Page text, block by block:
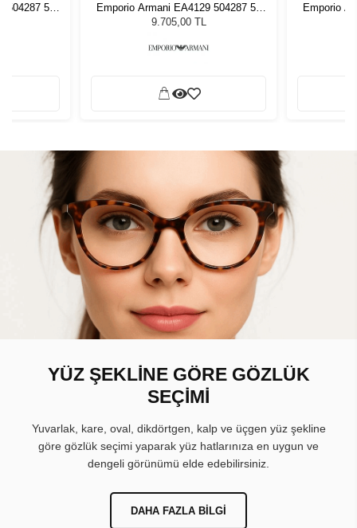
56
Emporio Armani EA4129 504287 56
Erkek Güneş Gözlüğü
9.705,00 TL
Emporio
YÜZ ŞEKLİNE GÖRE GÖZLÜK
SEÇİMİ
Yuvarlak, kare, oval, dikdörtgen, kalp ve üçgen yüz şekline
göre gözlük seçimi yaparak yüz hatlarınıza en uygun ve
dengeli görünümü elde edebilirsiniz.
DAHA FAZLA BILGI